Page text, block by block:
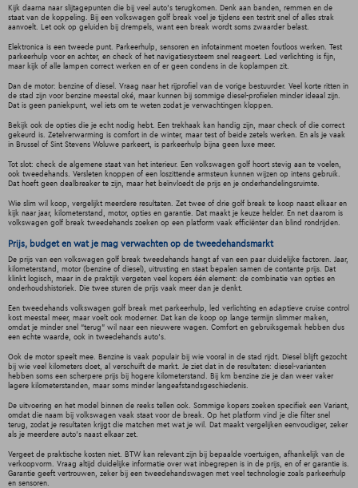
Kijk daarna naar slijtagepunten die bij veel auto’s terugkomen. Denk aan banden, remmen en de
staat van de koppeling. Bij een volkswagen golf break voel je tijdens een testrit snel of alles strak
aanvoelt. Let ook op geluiden bij drempels, want een break wordt soms zwaarder belast.
Elektronica is een tweede punt. Parkeerhulp, sensoren en infotainment moeten foutloos werken. Test
parkeerhulp voor en achter, en check of het navigatiesysteem snel reageert. Led verlichting is fijn,
maar kijk of alle lampen correct werken en of er geen condens in de koplampen zit.
Dan de motor: benzine of diesel. Vraag naar het rijprofiel van de vorige bestuurder. Veel korte ritten in
de stad zijn voor benzine meestal oké, maar kunnen bij sommige diesel-profielen minder ideaal zijn.
Dat is geen paniekpunt, wel iets om te weten zodat je verwachtingen kloppen.
Bekijk ook de opties die je echt nodig hebt. Een trekhaak kan handig zijn, maar check of die correct
gekeurd is. Zetelverwarming is comfort in de winter, maar test of beide zetels werken. En als je vaak
in Brussel of Sint Stevens Woluwe parkeert, is parkeerhulp bijna geen luxe meer.
Tot slot: check de algemene staat van het interieur. Een volkswagen golf hoort stevig aan te voelen,
ook tweedehands. Versleten knoppen of een loszittende armsteun kunnen wijzen op intens gebruik.
Dat hoeft geen dealbreaker te zijn, maar het beïnvloedt de prijs en je onderhandelingsruimte.
Wie slim wil koop, vergelijkt meerdere resultaten. Zet twee of drie golf break te koop naast elkaar en
kijk naar jaar, kilometerstand, motor, opties en garantie. Dat maakt je keuze helder. En net daarom is
volkswagen golf break tweedehands zoeken op een platform vaak efficiënter dan blind rondrijden.
Prijs, budget en wat je mag verwachten op de tweedehandsmarkt
De prijs van een volkswagen golf break tweedehands hangt af van een paar duidelijke factoren. Jaar,
kilometerstand, motor (benzine of diesel), uitrusting en staat bepalen samen de contante prijs. Dat
klinkt logisch, maar in de praktijk vergeten veel kopers één element: de combinatie van opties en
onderhoudshistoriek. Die twee sturen de prijs vaak meer dan je denkt.
Een tweedehands volkswagen golf break met parkeerhulp, led verlichting en adaptieve cruise control
kost meestal meer, maar voelt ook moderner. Dat kan de koop op lange termijn slimmer maken,
omdat je minder snel “terug” wil naar een nieuwere wagen. Comfort en gebruiksgemak hebben dus
een echte waarde, ook in tweedehands auto’s.
Ook de motor speelt mee. Benzine is vaak populair bij wie vooral in de stad rijdt. Diesel blijft gezocht
bij wie veel kilometers doet, al verschuift de markt. Je ziet dat in de resultaten: diesel-varianten
hebben soms een scherpere prijs bij hogere kilometerstand. Bij km benzine zie je dan weer vaker
lagere kilometerstanden, maar soms minder langeafstandsgeschiedenis.
De uitvoering en het model binnen de reeks tellen ook. Sommige kopers zoeken specifiek een Variant,
omdat die naam bij volkswagen vaak staat voor de break. Op het platform vind je die filter snel
terug, zodat je resultaten krijgt die matchen met wat je wil. Dat maakt vergelijken eenvoudiger, zeker
als je meerdere auto’s naast elkaar zet.
Vergeet de praktische kosten niet. BTW kan relevant zijn bij bepaalde voertuigen, afhankelijk van de
verkoopvorm. Vraag altijd duidelijke informatie over wat inbegrepen is in de prijs, en of er garantie is.
Garantie geeft vertrouwen, zeker bij een tweedehandswagen met veel technologie zoals parkeerhulp
en sensoren.